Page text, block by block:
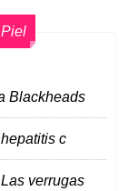
Blackheads
c
verrugas